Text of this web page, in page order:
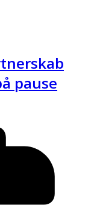
pause